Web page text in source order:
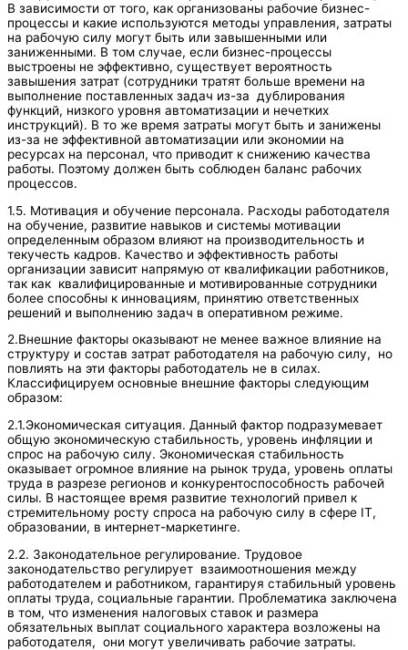
В зависимости от того, как организованы рабочие бизнес-
процессы и какие используются методы управления, затраты
на рабочую силу могут быть или завышенными или
заниженными. В том случае, если бизнес-процессы
выстроены не эффективно, существует вероятность
завышения затрат (сотрудники тратят больше времени на
выполнение поставленных задач из-за дублирования
функций, низкого уровня автоматизации и нечетких
инструкций). В то же время затраты могут быть и занижены
из-за не эффективной автоматизации или экономии на
ресурсах на персонал, что приводит к снижению качества
работы. Поэтому должен быть соблюден баланс рабочих
процессов.
1.5. Мотивация и обучение персонала. Расходы работодателя
на обучение, развитие навыков и системы мотивации
определенным образом влияют на производительность и
текучесть кадров. Качество и эффективность работы
организации зависит напрямую от квалификации работников,
так как квалифицированные и мотивированные сотрудники
более способны к инновациям, принятию ответственных
решений и выполнению задач в оперативном режиме.
2.Внешние факторы оказывают не менее важное влияние на
структуру и состав затрат работодателя на рабочую силу, но
повлиять на эти факторы работодатель не в силах.
Классифицируем основные внешние факторы следующим
образом:
2.1.Экономическая ситуация. Данный фактор подразумевает
общую экономическую стабильность, уровень инфляции и
спрос на рабочую силу. Экономическая стабильность
оказывает огромное влияние на рынок труда, уровень оплаты
труда в разрезе регионов и конкурентоспособность рабочей
силы. В настоящее время развитие технологий привел к
стремительному росту спроса на рабочую силу в сфере IT,
образовании, в интернет-маркетинге.
2.2. Законодательное регулирование. Трудовое
законодательство регулирует взаимоотношения между
работодателем и работником, гарантируя стабильный уровень
оплаты труда, социальные гарантии. Проблематика заключена
в том, что изменения налоговых ставок и размера
обязательных выплат социального характера возложены на
работодателя, они могут увеличивать рабочие затраты.